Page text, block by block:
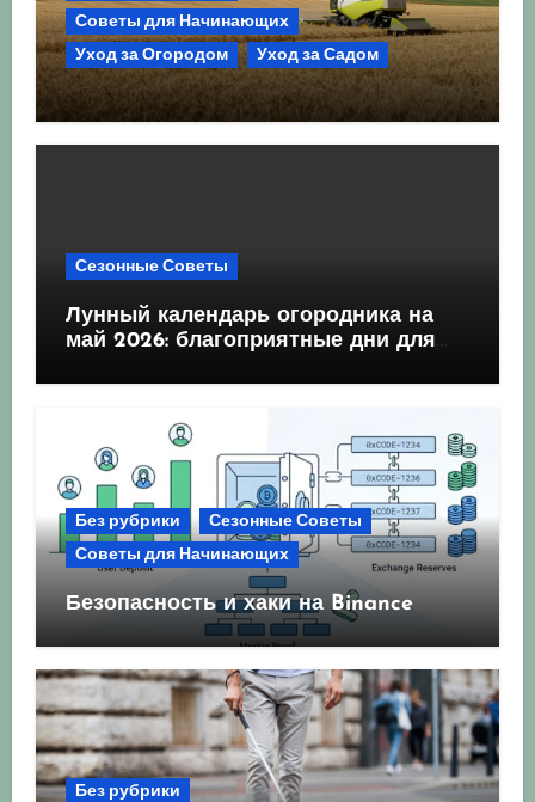
Советы для Начинающих
Уход за Огородом
Уход за Садом
Агрокультура України осінь 2026:
Сезонные Советы
Лунный календарь огородника на
май 2026: благоприятные дни для
Без рубрики
Сезонные Советы
Советы для Начинающих
Безопасность и хаки на Binance
Без рубрики